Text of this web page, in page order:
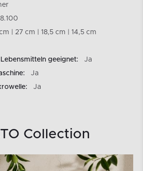
| 27 cm | 18,5 cm | 14,5 cm
geeignet:
Ja
Ja
Ja
Collection